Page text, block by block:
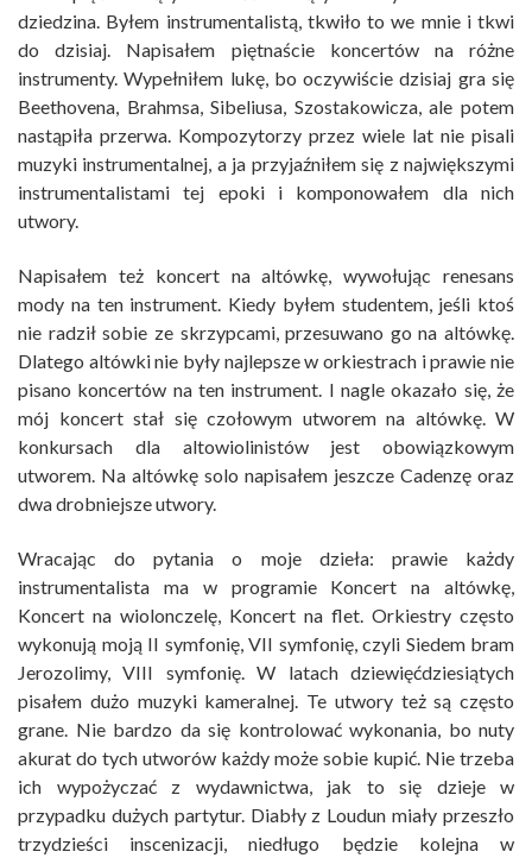
dziedzina. Byłem instrumentalistą, tkwiło to we mnie i tkwi
do dzisiaj. Napisałem piętnaście koncertów na różne
instrumenty. Wypełniłem lukę, bo oczywiście dzisiaj gra się
Beethovena, Brahmsa, Sibeliusa, Szostakowicza, ale potem
nastąpiła przerwa. Kompozytorzy przez wiele lat nie pisali
muzyki instrumentalnej, a ja przyjaźniłem się z największymi
instrumentalistami tej epoki i komponowałem dla nich
utwory.
Napisałem też koncert na altówkę, wywołując renesans
mody na ten instrument. Kiedy byłem studentem, jeśli ktoś
nie radził sobie ze skrzypcami, przesuwano go na altówkę.
Dlatego altówki nie były najlepsze w orkiestrach i prawie nie
pisano koncertów na ten instrument. I nagle okazało się, że
mój koncert stał się czołowym utworem na altówkę. W
konkursach dla altowiolinistów jest obowiązkowym
utworem. Na altówkę solo napisałem jeszcze Cadenzę oraz
dwa drobniejsze utwory.
Wracając do pytania o moje dzieła: prawie każdy
instrumentalista ma w programie Koncert na altówkę,
Koncert na wiolonczelę, Koncert na flet. Orkiestry często
wykonują moją II symfonię, VII symfonię, czyli Siedem bram
Jerozolimy, VIII symfonię. W latach dziewięćdziesiątych
pisałem dużo muzyki kameralnej. Te utwory też są często
grane. Nie bardzo da się kontrolować wykonania, bo nuty
akurat do tych utworów każdy może sobie kupić. Nie trzeba
ich wypożyczać z wydawnictwa, jak to się dzieje w
przypadku dużych partytur. Diabły z Loudun miały przeszło
trzydzieści inscenizacji, niedługo będzie kolejna w